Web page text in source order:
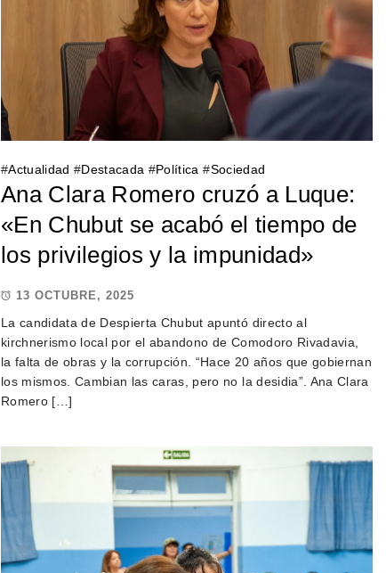
#Actualidad #Destacada #Política #Sociedad
Ana Clara Romero cruzó a Luque:
«En Chubut se acabó el tiempo de
los privilegios y la impunidad»
13 OCTUBRE, 2025
La candidata de Despierta Chubut apuntó directo al
kirchnerismo local por el abandono de Comodoro Rivadavia,
la falta de obras y la corrupción. “Hace 20 años que gobiernan
los mismos. Cambian las caras, pero no la desidia”. Ana Clara
Romero […]